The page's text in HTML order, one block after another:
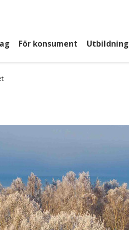
För konsument Utbildning